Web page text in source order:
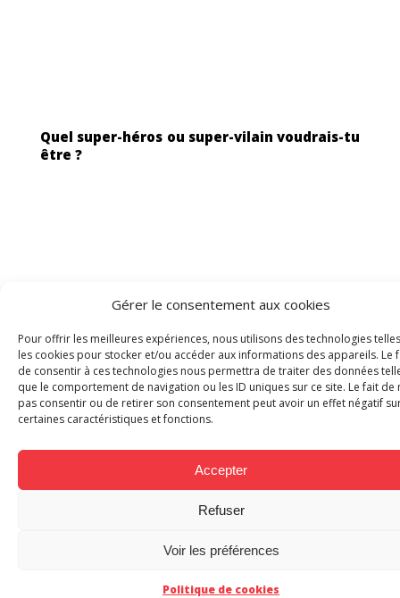
Gérer le consentement aux cookies
Pour offrir les meilleures expériences, nous utilisons des technologies
les cookies pour stocker et/ou accéder aux informations des appareils. Le
de consentir à ces technologies nous permettra de traiter des données
que le comportement de navigation ou les ID uniques sur ce site. Le fait de
pas consentir ou de retirer son consentement peut avoir un effet négatif
certaines caractéristiques et fonctions.
Accepter
Refuser
Voir les préférences
Politique de cookies
Quel super-héros ou super-vilain voudrais-tu
être ?
Jérémy Vaslin :Logan.
Quel est ton carburant quand tu as une